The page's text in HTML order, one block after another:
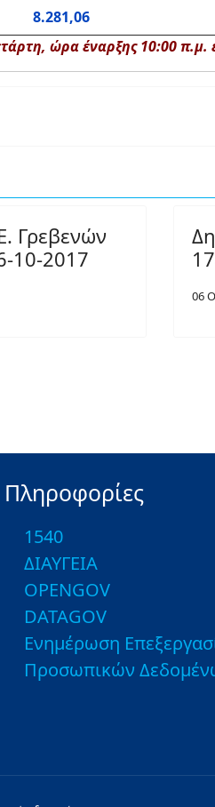
8.281,06
ώρα έναρξης 10:00 π.μ.
Γρεβενών
10-2017
06
Πληροφορίες
1540
ΔΙΑΥΓΕΙΑ
OPENGOV
DATAGOV
Ενημέρωση
Προσωπικών